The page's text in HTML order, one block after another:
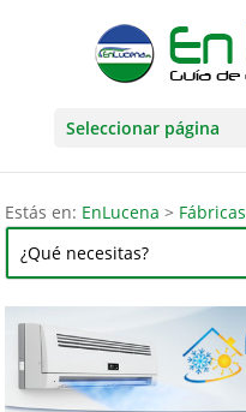
Seleccionar página
Estás en: EnLucena > Fábricas